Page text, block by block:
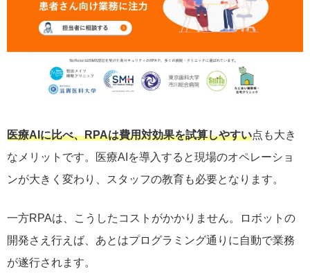
医療AIに比べ、RPAは費用対効果を試算しやすい点も大き
なメリットです。医療AIを導入すると現場のオペレーショ
ンが大きく変わり、スタッフの教育も必要となります。
一方RPAは、こうしたコストがかかりません。ロボットの
開発さえ行えば、あとはプログラミング通りに自動で業務
が遂行されます。